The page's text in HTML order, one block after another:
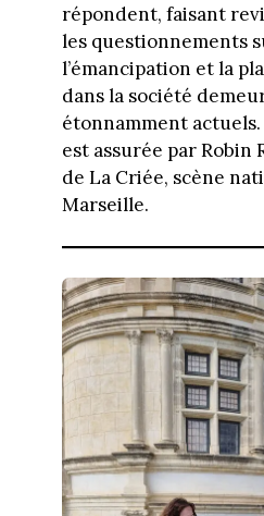
répondent, faisant
les questionnements
l’émancipation et la
dans la société
étonnamment actuels.
est assurée par Robin
de La Criée, scène
Marseille.